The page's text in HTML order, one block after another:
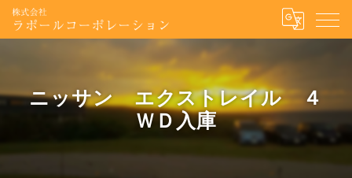
ニッサン エクストレイル ４
ＷＤ入庫